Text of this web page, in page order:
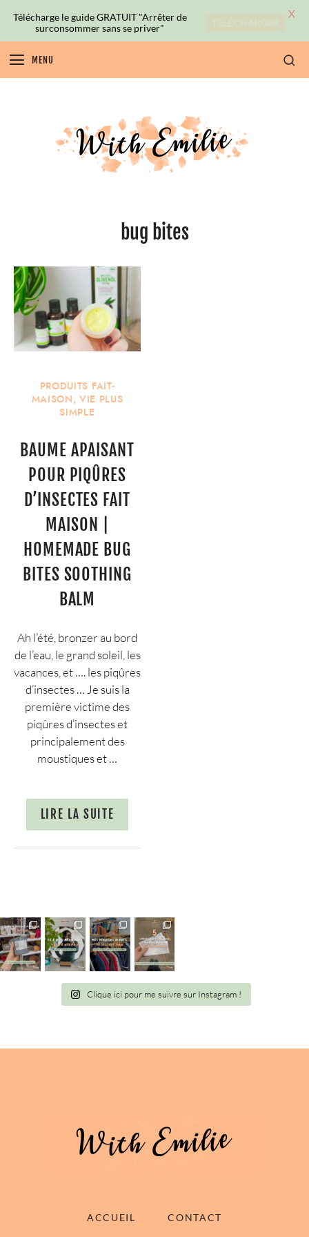
MENU
bug bites
PRODUITS FAIT-
MAISON, VIE PLUS
SIMPLE
BAUME APAISANT
POUR PIQÛRES
D’INSECTES FAIT
MAISON |
HOMEMADE BUG
BITES SOOTHING
BALM
Ah l’été, bronzer au bord
de l’eau, le grand soleil, les
vacances, et …. les piqûres
d’insectes … Je suis la
première victime des
piqûres d’insectes et
principalement des
moustiques et …
LIRE LA SUITE
Clique ici pour me suivre sur Instagram !
ACCUEIL CONTACT
Télécharge le guide GRATUIT "Arrêter de
surconsommer sans se priver"
X